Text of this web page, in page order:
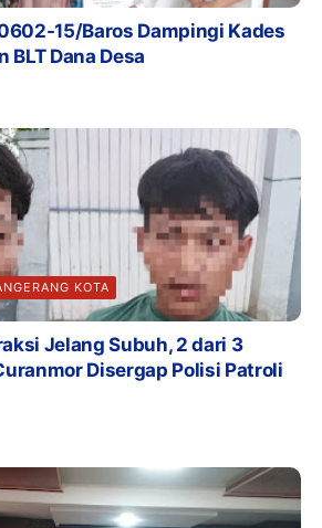
15/Baros Dampingi Kades
BLT Dana Desa
KOTA
Jelang Subuh, 2 dari 3
Disergap Polisi Patroli